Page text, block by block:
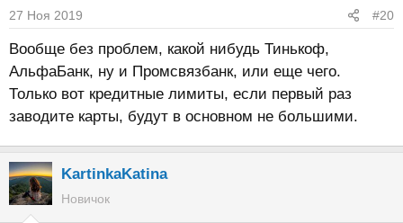
27 Ноя 2019 #20
Вообще без проблем, какой нибудь Тинькоф,
АльфаБанк, ну и Промсвязбанк, или еще чего.
Только вот кредитные лимиты, если первый раз
заводите карты, будут в основном не большими.
KartinkaKatina
Новичок